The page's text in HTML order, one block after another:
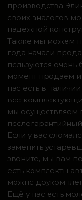
производства
своих аналогов
надежной
Также мы можем
года начали
пользуются
момент продаем
нас есть в
все
мы осуществляем
Если у вас
заменить
звоните, мы вам
есть комплекты
можно
Ещё у нас есть